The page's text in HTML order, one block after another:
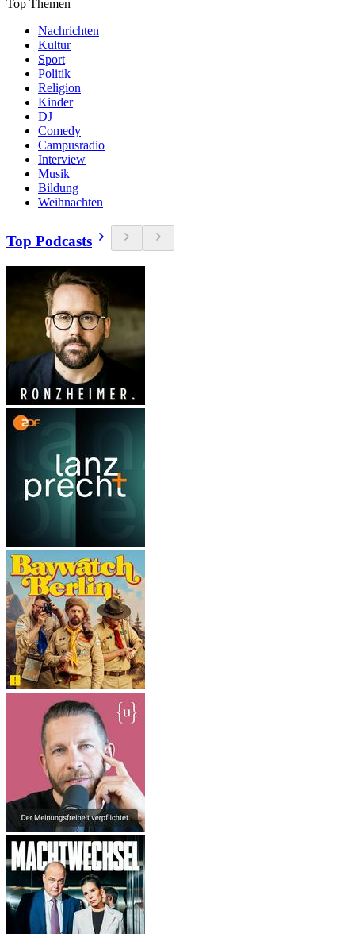
Top Themen
Nachrichten
Kultur
Sport
Politik
Religion
Kinder
DJ
Comedy
Campusradio
Interview
Musik
Bildung
Weihnachten
Top Podcasts